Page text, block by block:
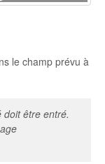
le champ prévu à
être entré.